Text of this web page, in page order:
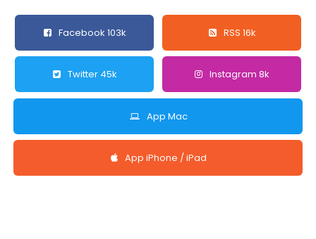
Facebook 103k RSS 16k
Twitter 45k Instagram 8k
App Mac
App iPhone / iPad